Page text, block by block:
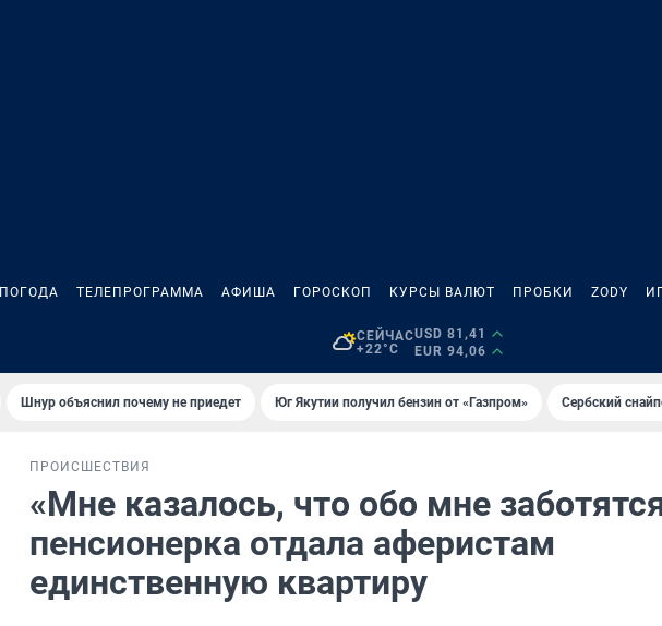
ПОГОДА ТЕЛЕПРОГРАММА АФИША ГОРОСКОП КУРСЫ ВАЛЮТ ПРОБКИ ZODY
СЕЙЧАС
+22°C
USD 81,41
EUR 94,06
Шнур объяснил почему не приедет Юг Якутии получил бензин от «Газпром» Сербский
ПРОИСШЕСТВИЯ
«Мне казалось, что обо мне
пенсионерка отдала аферистам
единственную квартиру